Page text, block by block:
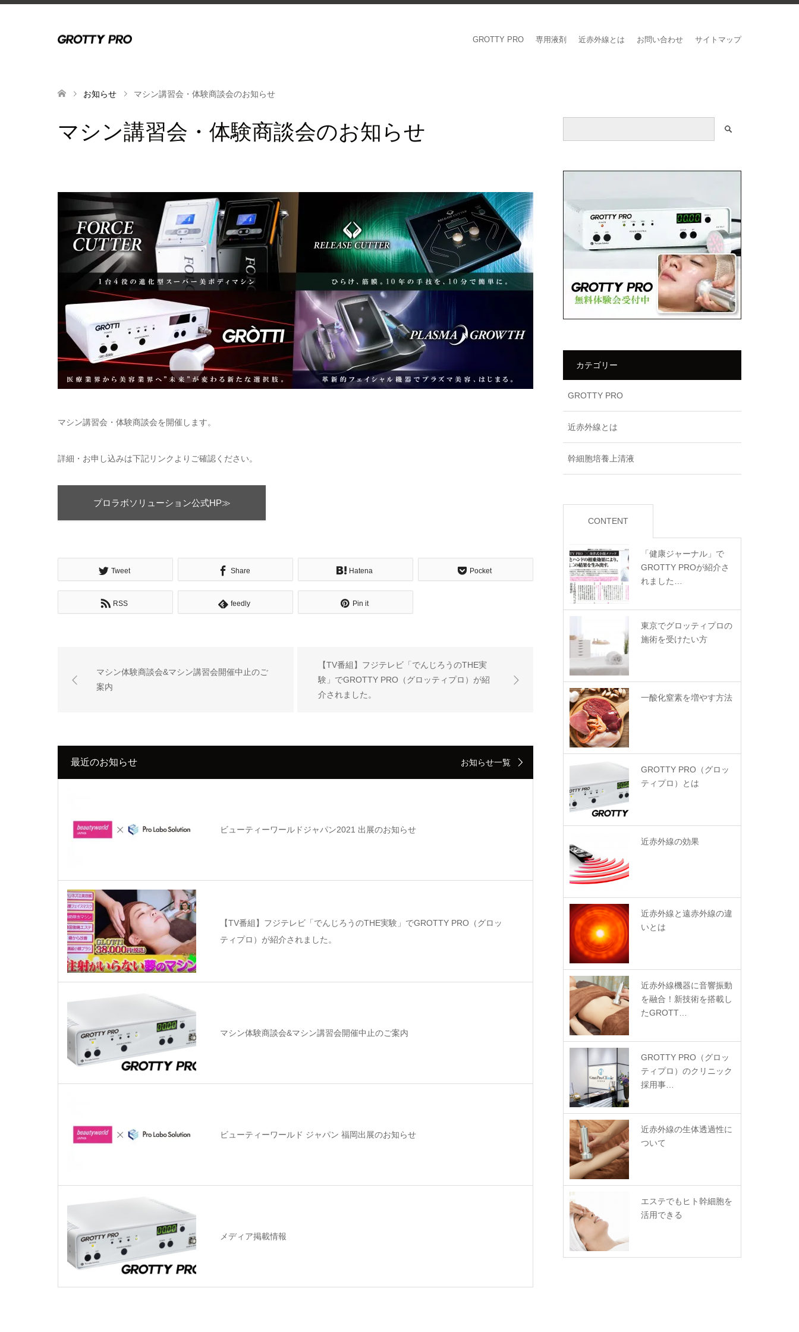
GROTTY PRO 専用液剤 近赤外線とは お問い合わせ サイトマップ
お知らせ マシン講習会・体験商談会のお知らせ
マシン講習会・体験商談会のお知らせ
マシン講習会・体験商談会を開催します。
詳細・お申し込みは下記リンクよりご確認ください。
プロラボソリューション公式HP≫
Tweet Share Hatena Pocket
RSS feedly Pin it
マシン体験商談会&マシン講習会開催中止のご
案内
【TV番組】フジテレビ「でんじろうのTHE実
験」でGROTTY PRO（グロッティプロ）が紹
介されました。
最近のお知らせ お知らせ一覧
ビューティーワールドジャパン2021 出展のお知らせ
【TV番組】フジテレビ「でんじろうのTHE実験」でGROTTY PRO（グロッ
ティプロ）が紹介されました。
マシン体験商談会&マシン講習会開催中止のご案内
ビューティーワールド ジャパン 福岡出展のお知らせ
メディア掲載情報
カテゴリー
GROTTY PRO
近赤外線とは
幹細胞培養上清液
CONTENT
「健康ジャーナル」で
GROTTY PROが紹介さ
れました…
東京でグロッティプロの
施術を受けたい方
一酸化窒素を増やす方法
GROTTY PRO（グロッ
ティプロ）とは
近赤外線の効果
近赤外線と遠赤外線の違
いとは
近赤外線機器に音響振動
を融合！新技術を搭載し
たGROTT…
GROTTY PRO（グロッ
ティプロ）のクリニック
採用事…
近赤外線の生体透過性に
ついて
エステでもヒト幹細胞を
活用できる